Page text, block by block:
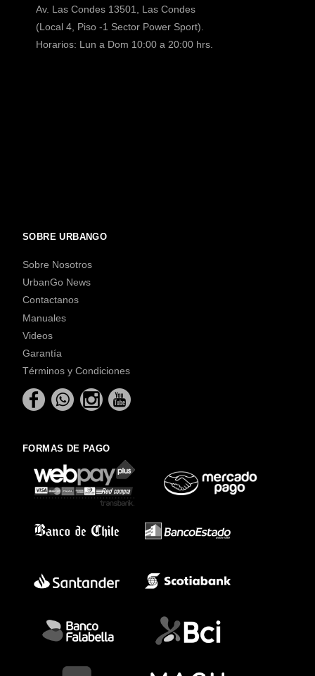
Av. Las Condes 13501, Las Condes
(Local 4, Piso -1 Sector Power Sport).
Horarios: Lun a Dom 10:00 a 20:00 hrs.
SOBRE URBANGO
Sobre Nosotros
UrbanGo News
Contactanos
Manuales
Videos
Garantía
Términos y Condiciones
FORMAS DE PAGO